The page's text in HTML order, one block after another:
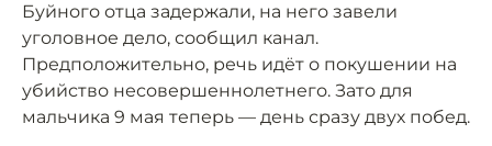
Буйного отца задержали, на него завели
уголовное дело, сообщил канал.
Предположительно, речь идёт о покушении на
убийство несовершеннолетнего. Зато для
мальчика 9 мая теперь — день сразу двух побед.